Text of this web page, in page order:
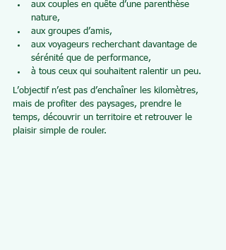
aux couples en quête d’une parenthèse
nature,
aux groupes d’amis,
aux voyageurs recherchant davantage de
sérénité que de performance,
à tous ceux qui souhaitent ralentir un peu.
L’objectif n’est pas d’enchaîner les kilomètres,
mais de profiter des paysages, prendre le
temps, découvrir un territoire et retrouver le
plaisir simple de rouler.